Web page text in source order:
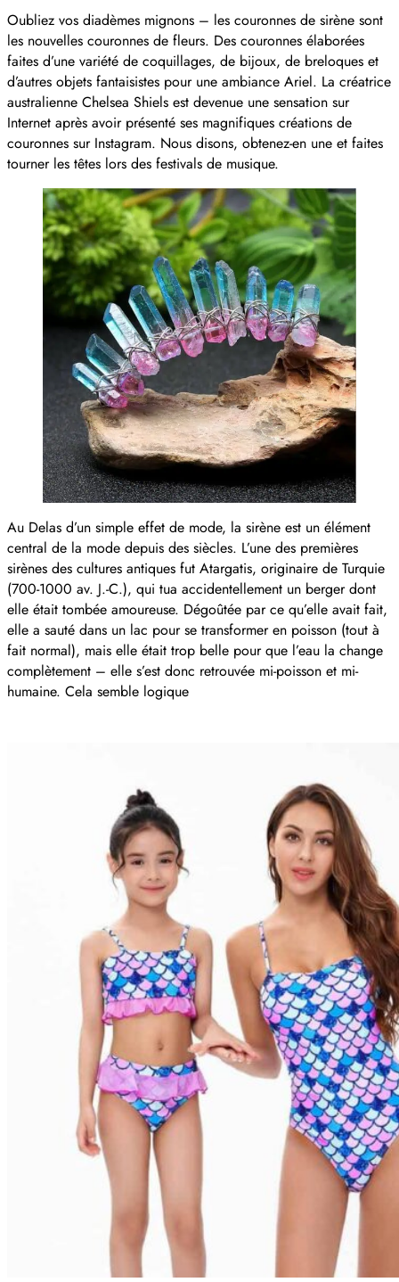
Oubliez vos diadèmes mignons – les couronnes de sirène sont
les nouvelles couronnes de fleurs. Des couronnes élaborées
faites d’une variété de coquillages, de bijoux, de breloques et
d’autres objets fantaisistes pour une ambiance Ariel. La créatrice
australienne Chelsea Shiels est devenue une sensation sur
Internet après avoir présenté ses magnifiques créations de
couronnes sur Instagram. Nous disons, obtenez-en une et faites
tourner les têtes lors des festivals de musique.
Au Delas d’un simple effet de mode, la sirène est un élément
central de la mode depuis des siècles. L’une des premières
sirènes des cultures antiques fut Atargatis, originaire de Turquie
(700-1000 av. J.-C.), qui tua accidentellement un berger dont
elle était tombée amoureuse. Dégoûtée par ce qu’elle avait fait,
elle a sauté dans un lac pour se transformer en poisson (tout à
fait normal), mais elle était trop belle pour que l’eau la change
complètement – elle s’est donc retrouvée mi-poisson et mi-
humaine. Cela semble logique